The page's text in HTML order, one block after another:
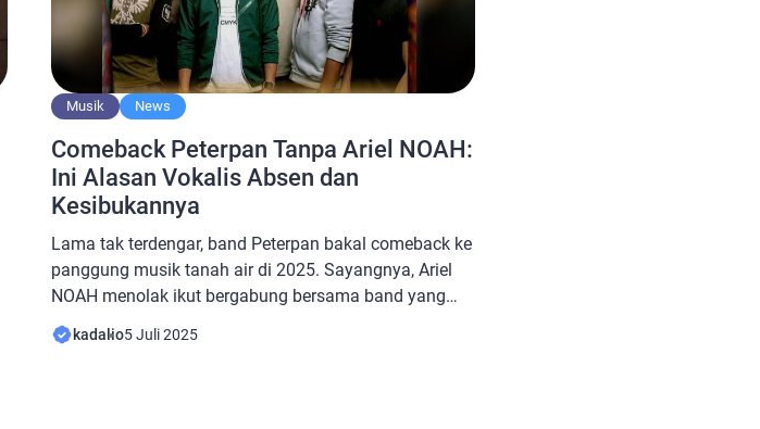
Musik News
Comeback Peterpan Tanpa Ariel NOAH:
Ini Alasan Vokalis Absen dan
Kesibukannya
Lama tak terdengar, band Peterpan bakal comeback ke
panggung musik tanah air di 2025. Sayangnya, Ariel
NOAH menolak ikut bergabung bersama band yang
dulu membesarkan namanya itu. Apa penyebab Ariel
NOAH ogah comeback bersama band lamanya? Ariel
kadalio5 Juli 2025